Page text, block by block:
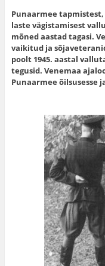
Punaarmee
laste vägistamisest
mõned aastad tagasi.
vaikitud ja
poolt 1945. aastal
tegusid. Venemaa
Punaarmee õilsusesse